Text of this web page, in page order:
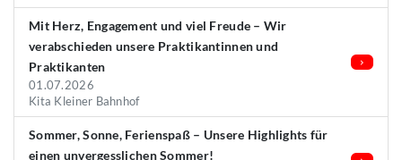
Mit Herz, Engagement und viel Freude – Wir
verabschieden unsere Praktikantinnen und
Praktikanten
01.07.2026
Kita Kleiner Bahnhof
Sommer, Sonne, Ferienspaß – Unsere Highlights für
einen unvergesslichen Sommer!